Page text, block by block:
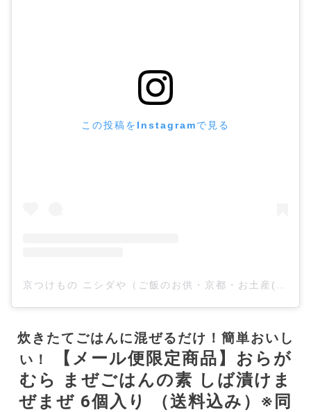
この投稿をInstagramで見る
炊きたてごはんに混ぜるだけ！簡単おいし
い！
【メール便限定商品】おらが
むら まぜごはんの素 しば漬けま
ぜまぜ 6個入り （送料込み）※同